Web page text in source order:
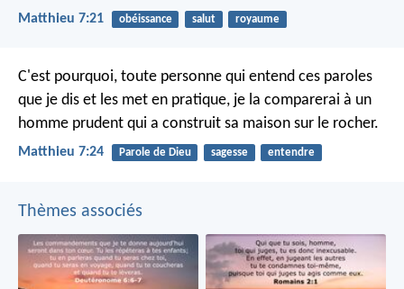
Matthieu 7:21 obéissance salut royaume
C'est pourquoi, toute personne qui entend ces paroles
que je dis et les met en pratique, je la comparerai à un
homme prudent qui a construit sa maison sur le rocher.
Matthieu 7:24 Parole de Dieu sagesse entendre
Thèmes associés